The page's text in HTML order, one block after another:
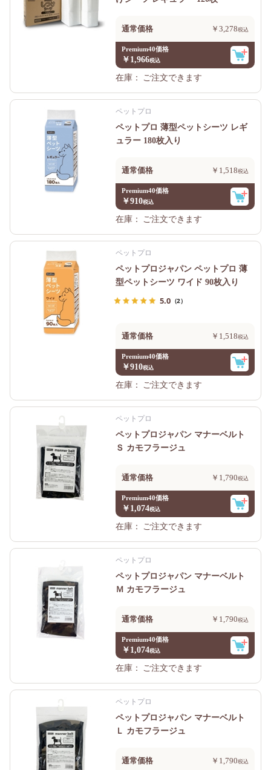
通常価格 ￥3,278
Premium40価格
￥1,966
在庫：
ご注文できます
ペットプロ
ペットプロ 薄型ペットシーツ レギ
ュラー 180枚入り
通常価格 ￥1,518
Premium40価格
￥910
在庫：
ご注文できます
ペットプロ
ペットプロジャパン ペットプロ 薄
型ペットシーツ ワイド 90枚入り
5.0 （2）
通常価格 ￥1,518
Premium40価格
￥910
在庫：
ご注文できます
ペットプロ
ペットプロジャパン マナーベルト
Ｓ カモフラージュ
通常価格 ￥1,790
Premium40価格
￥1,074
在庫：
ご注文できます
ペットプロ
ペットプロジャパン マナーベルト
Ｍ カモフラージュ
通常価格 ￥1,790
Premium40価格
￥1,074
在庫：
ご注文できます
ペットプロ
ペットプロジャパン マナーベルト
Ｌ カモフラージュ
通常価格 ￥1,790